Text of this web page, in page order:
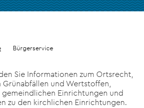
Bürgerservice
Sie Informationen zum Ortsrecht,
und Wertstoffen,
Einrichtungen und
zu den kirchlichen Einrichtungen.